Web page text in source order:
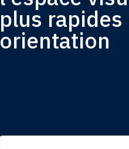
plus
orientation